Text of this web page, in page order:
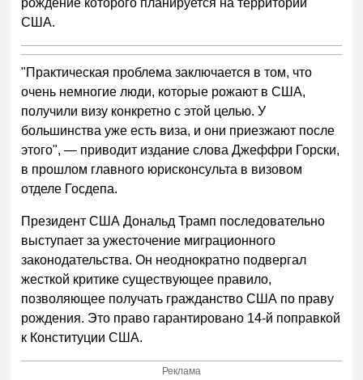
рождение которого планируется на территории
США.
"Практическая проблема заключается в том, что
очень немногие люди, которые рожают в США,
получили визу конкретно с этой целью. У
большинства уже есть виза, и они приезжают после
этого", — приводит издание слова Джеффри Горски,
в прошлом главного юрисконсульта в визовом
отделе Госдепа.
Президент США Дональд Трамп последовательно
выступает за ужесточение миграционного
законодательства. Он неоднократно подвергал
жесткой критике существующее правило,
позволяющее получать гражданство США по праву
рождения. Это право гарантировано 14-й поправкой
к Конституции США.
Реклама